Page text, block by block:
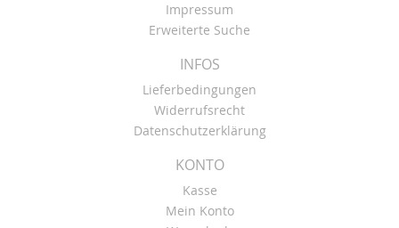
Impressum
Erweiterte Suche
INFOS
Lieferbedingungen
Widerrufsrecht
Datenschutzerklärung
KONTO
Kasse
Mein Konto